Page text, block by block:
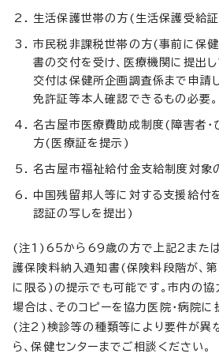
生活保護世帯の方(生活保護受給
市民税非課税世帯の方(事前に保
書の交付を受け、医療機関に提出
交付は保健所企画調査係まで申請
免許証等本人確認できるもの必要。
名古屋市医療費助成制度(障害者・
方(医療証を提示)
名古屋市福祉給付金支給制度対象
中国残留邦人等に対する支援給付
認証の写しを提出)
(注1)65から69歳の方で上記2または
護保険料納入通知書(保険料段階が、第
に限る)の提示でも可能です。市内の協
場合は、そのコピーを協力医院・病院に
(注2)検診等の種類等により要件が異
ら、保健センターまでご相談ください。